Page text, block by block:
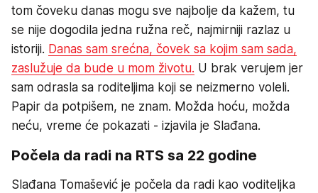
tom čoveku danas mogu sve najbolje da kažem, tu
se nije dogodila jedna ružna reč, najmirniji razlaz u
istoriji. Danas sam srećna, čovek sa kojim sam sada,
zaslužuje da bude u mom životu. U brak verujem jer
sam odrasla sa roditeljima koji se neizmerno voleli.
Papir da potpišem, ne znam. Možda hoću, možda
neću, vreme će pokazati - izjavila je Slađana.
Počela da radi na RTS sa 22 godine
Slađana Tomašević je počela da radi kao voditeljka